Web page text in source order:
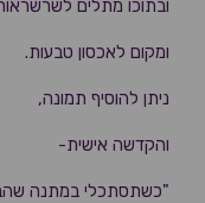
ובתוכו מתלים
ומקום לאכסון טבעות.
ניתן להוסיף תמונה,
והקדשה אישית-
"כשתסתכלי במתנה